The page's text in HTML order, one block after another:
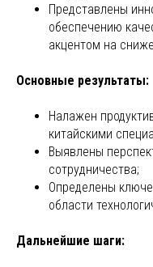
Представлены
обеспечению
акцентом на
Основные результаты:
Налажен
китайскими
Выявлены
сотрудничества;
Определены
области
Дальнейшие шаги: